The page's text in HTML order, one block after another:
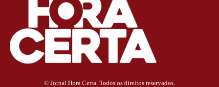
© Jornal Hora Certa. Todos os direitos reservados.